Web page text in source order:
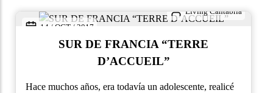
14 / OCT / 2017
Living Cantabria
SUR DE FRANCIA “TERRE
D’ACCUEIL”
Hace muchos años, era todavía un adolescente, realicé